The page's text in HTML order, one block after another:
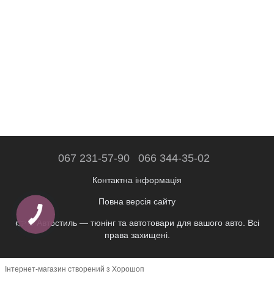
067 231-57-90 066 344-35-02
Контактна інформація
Повна версія сайту
👉 © Автостиль — тюнінг та автотовари для вашого авто. Всі
права захищені.
Інтернет-магазин створений з Хорошоп